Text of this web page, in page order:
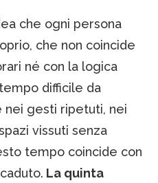
che ogni persona
che non coincide
né con la logica
difficile da
nei gesti ripetuti, nei
vissuti senza
tempo coincide con
La quinta